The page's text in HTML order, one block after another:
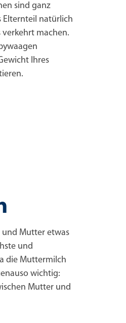
sind ganz
Elternteil natürlich
verkehrt machen.
Ihres
und Mutter etwas
und
die Muttermilch
wichtig:
Mutter und